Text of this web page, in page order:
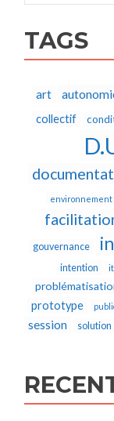
TAGS
art
collectif
environnement
gouvernance
intention
prototype
session solution